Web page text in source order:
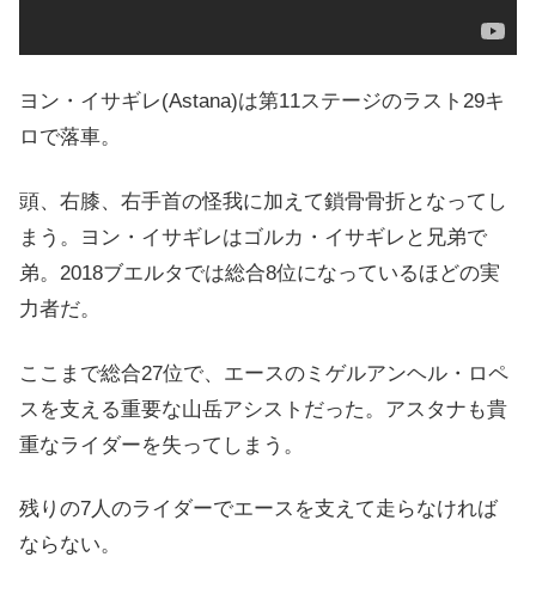
ヨン・イサギレ(Astana)は第11ステージのラスト29キ
ロで落車。
頭、右膝、右手首の怪我に加えて鎖骨骨折となってし
まう。ヨン・イサギレはゴルカ・イサギレと兄弟で
弟。2018ブエルタでは総合8位になっているほどの実
力者だ。
ここまで総合27位で、エースのミゲルアンヘル・ロペ
スを支える重要な山岳アシストだった。アスタナも貴
重なライダーを失ってしまう。
残りの7人のライダーでエースを支えて走らなければ
ならない。